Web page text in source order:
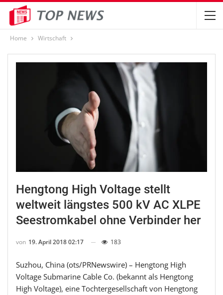
Home Wirtschaft
Hengtong High Voltage stellt
weltweit längstes 500 kV AC XLPE
Seestromkabel ohne Verbinder her
von 19. April 2018 02:17 183
Suzhou, China (ots/PRNewswire) – Hengtong High
Voltage Submarine Cable Co. (bekannt als Hengtong
High Voltage), eine Tochtergesellschaft von Hengtong